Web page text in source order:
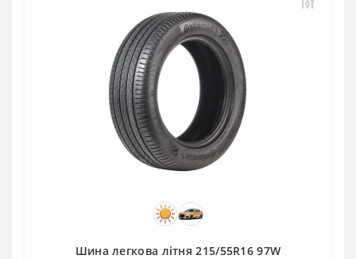
Шина легкова літня 215/55R16 97W